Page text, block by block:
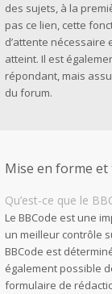
des sujets, à la
pas ce lien, cette
d’attente nécessaire
atteint. Il est
répondant, mais
du forum.
Mise en forme et
Qu’est-ce que le
Le BBCode est une
un meilleur contrôle
BBCode est
également possible
formulaire de